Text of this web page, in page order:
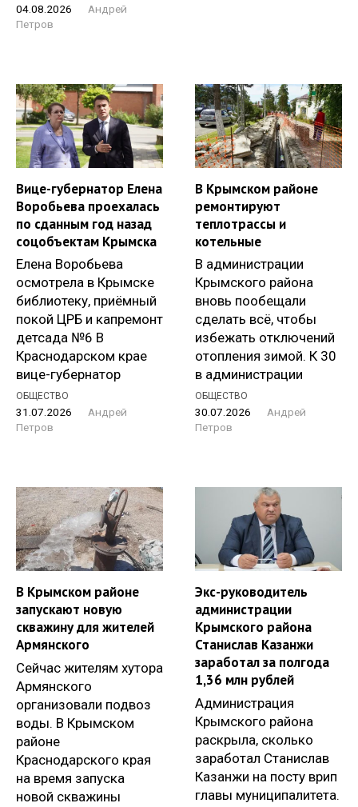
04.08.2026
Андрей
Петров
Вице-губернатор Елена
Воробьева проехалась
по сданным год назад
соцобъектам Крымска
Елена Воробьева
осмотрела в Крымске
библиотеку, приёмный
покой ЦРБ и капремонт
детсада №6 В
Краснодарском крае
вице-губернатор
ОБЩЕСТВО
31.07.2026
Андрей
Петров
В Крымском районе
ремонтируют
теплотрассы и
котельные
В администрации
Крымского района
вновь пообещали
сделать всё, чтобы
избежать отключений
отопления зимой. К 30
в администрации
ОБЩЕСТВО
30.07.2026
Андрей
Петров
В Крымском районе
запускают новую
скважину для жителей
Армянского
Сейчас жителям хутора
Армянского
организовали подвоз
воды. В Крымском
районе
Краснодарского края
на время запуска
новой скважины
Экс-руководитель
администрации
Крымского района
Станислав Казанжи
заработал за полгода
1,36 млн рублей
Администрация
Крымского района
раскрыла, сколько
заработал Станислав
Казанжи на посту врип
главы муниципалитета.